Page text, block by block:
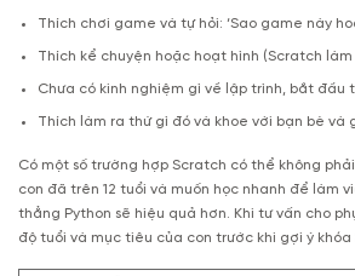
Thích chơi game và tự hỏi: ‘Sao game này
Thích kể chuyện hoặc hoạt hình (Scratch
Chưa có kinh nghiệm gì về lập trình, bắt đầu
Thích làm ra thứ gì đó và khoe với bạn bè và
Có một số trường hợp Scratch có thể không
con đã trên 12 tuổi và muốn học nhanh để làm
thẳng Python sẽ hiệu quả hơn. Khi tư vấn cho
độ tuổi và mục tiêu của con trước khi gợi ý khóa